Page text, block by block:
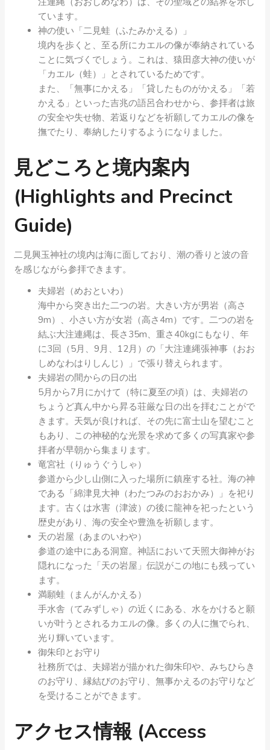
ています。
神の使い「二見蛙（ふたみかえる）」
境内を歩くと、至る所にカエルの像が奉納されている
ことに気づくでしょう。これは、猿田彦大神の使いが
「カエル（蛙）」とされているためです。
また、「無事にかえる」「貸したものがかえる」「若
かえる」といった吉兆の語呂合わせから、参拝者は旅
の安全や失せ物、若返りなどを祈願してカエルの像を
撫でたり、奉納したりするようになりました。
見どころと境内案内
(Highlights and Precinct
Guide)
二見興玉神社の境内は海に面しており、潮の香りと波の音
を感じながら参拝できます。
夫婦岩（めおといわ）
海中から突き出た二つの岩。大きい方が男岩（高さ
9m）、小さい方が女岩（高さ4m）です。二つの岩を
結ぶ大注連縄は、長さ35m、重さ40kgにもなり、年
に3回（5月、9月、12月）の「大注連縄張神事（おお
しめなわはりしんじ）」で張り替えられます。
夫婦岩の間からの日の出
5月から7月にかけて（特に夏至の頃）は、夫婦岩の
ちょうど真ん中から昇る荘厳な日の出を拝むことがで
きます。天気が良ければ、その先に富士山を望むこと
もあり、この神秘的な光景を求めて多くの写真家や参
拝者が早朝から集まります。
竜宮社（りゅうぐうしゃ）
参道から少し山側に入った場所に鎮座する社。海の神
である「綿津見大神（わたつみのおおかみ）」を祀り
ます。古くは水害（津波）の後に龍神を祀ったという
歴史があり、海の安全や豊漁を祈願します。
天の岩屋（あまのいわや）
参道の途中にある洞窟。神話において天照大御神がお
隠れになった「天の岩屋」伝説がこの地にも残ってい
ます。
満願蛙（まんがんかえる）
手水舎（てみずしゃ）の近くにある、水をかけると願
いが叶うとされるカエルの像。多くの人に撫でられ、
光り輝いています。
御朱印とお守り
社務所では、夫婦岩が描かれた御朱印や、みちひらき
のお守り、縁結びのお守り、無事かえるのお守りなど
を受けることができます。
アクセス情報 (Access